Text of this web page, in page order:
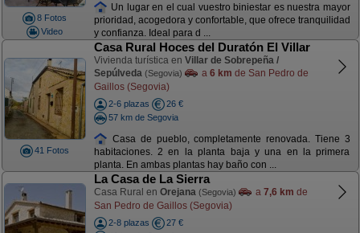
8 Fotos
Video
Un lugar en el cual vuestro biniestar es nuestra mayor
prioridad, acogedora y confortable, que ofrece tranquilidad
y confianza. Ideal para d ...
41 Fotos
Casa Rural Hoces del Duratón El Villar
Vivienda turística en Villar de Sobrepeña /
Sepúlveda (Segovia) a 6 km de San Pedro de
Gaillos (Segovia)
2-6 plazas
26 €
57 km de Segovia
Casa de pueblo, completamente renovada. Tiene 3
habitaciones. 2 en la planta baja y una en la primera
planta. En ambas plantas hay baño con ...
La Casa de La Sierra
Casa Rural en Orejana (Segovia) a 7,6 km de
San Pedro de Gaillos (Segovia)
2-8 plazas
27 €